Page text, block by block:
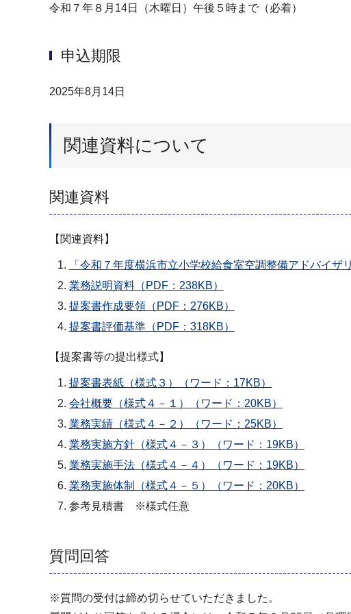
令和７年８月14日（木曜日）午後５時まで（必着）
申込期限
2025年8月14日
関連資料について
関連資料
【関連資料】
「令和７年度横浜市立小学校給食室空調整備アドバイ
業務説明資料（PDF：238KB）
提案書作成要領（PDF：276KB）
提案書評価基準（PDF：318KB）
【提案書等の提出様式】
提案書表紙（様式３）（ワード：17KB）
会社概要（様式４－１）（ワード：20KB）
業務実績（様式４－２）（ワード：25KB）
業務実施方針（様式４－３）（ワード：19KB）
業務実施手法（様式４－４）（ワード：19KB）
業務実施体制（様式４－５）（ワード：20KB）
参考見積書 ※様式任意
質問回答
※質問の受付は締め切らせていただきました。